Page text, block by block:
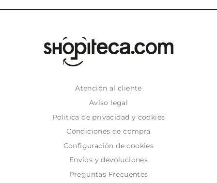
Atención al cliente
Aviso legal
Politica de privacidad y cookies
Condiciones de compra
Configuración de cookies
Envíos y devoluciones
Preguntas Frecuentes